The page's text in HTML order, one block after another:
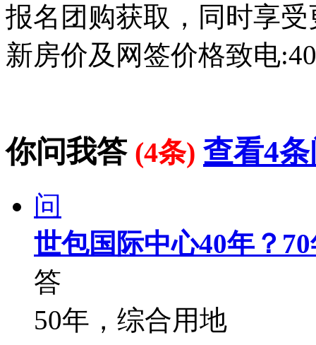
报名团购获取，同时享
新房价及网签价格致电
你问我答 (4条) 查看4
问
世包国际中心40年？
答
50年，综合用地